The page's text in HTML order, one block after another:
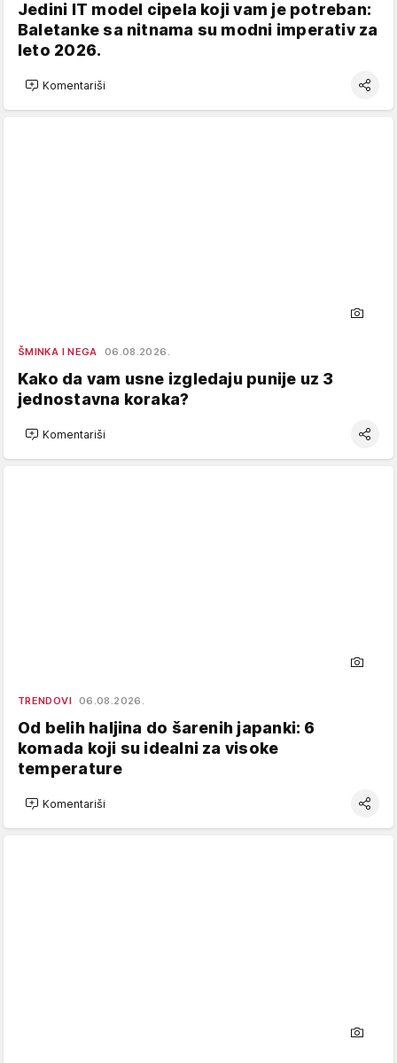
Jedini IT model cipela koji vam je potreban:
Baletanke sa nitnama su modni imperativ za
leto 2026.
Komentariši
ŠMINKA I NEGA 06.08.2026.
Kako da vam usne izgledaju punije uz 3
jednostavna koraka?
Komentariši
TRENDOVI 06.08.2026.
Od belih haljina do šarenih japanki: 6
komada koji su idealni za visoke
temperature
Komentariši